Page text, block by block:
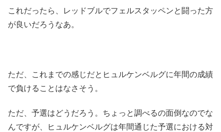
これだったら、レッドブルでフェルスタッペンと闘った方
が良いだろうなあ。
ただ、これまでの感じだとヒュルケンベルグに年間の成績
で負けることはなさそう。
ただ、予選はどうだろう。ちょっと調べるの面倒なのでな
んですが、ヒュルケンベルグは年間通じた予選における対